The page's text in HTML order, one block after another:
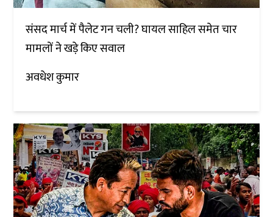
संसद मार्च में पैलेट गन चली? घायल साहिल समेत चार
मामलों ने खड़े किए सवाल
अवधेश कुमार